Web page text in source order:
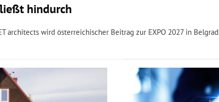
hindurch
architects wird österreichischer Beitrag zur EXPO 2027 in